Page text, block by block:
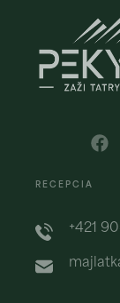
RECEPCIA
+421